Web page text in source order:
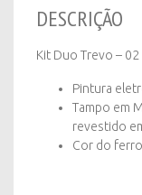
Dourada
Branca
quantity
DESCRIÇÃO
Kit Duo Trevo –
Pintura
Tampo em
revestido
Cor do